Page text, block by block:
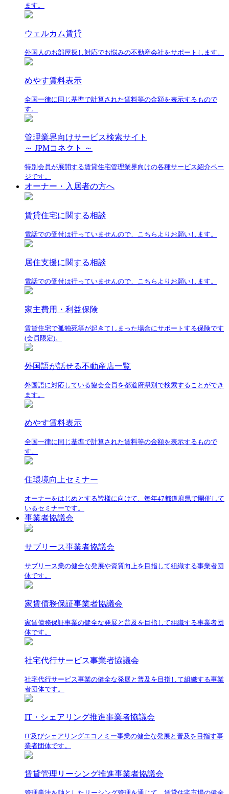
ます。
ウェルカム賃貸
外国人のお部屋探し対応でお悩みの不動産会社をサポートします。
めやす賃料表示
全国一律に同じ基準で計算された賃料等の金額を表示するもので
す。
管理業界向けサービス検索サイト
～ JPMコネクト ～
特別会員が展開する賃貸住宅管理業界向けの各種サービス紹介ペー
ジです。
オーナー・入居者の方へ
賃貸住宅に関する相談
電話での受付は行っていませんので、こちらよりお願いします。
居住支援に関する相談
電話での受付は行っていませんので、こちらよりお願いします。
家主費用・利益保険
賃貸住宅で孤独死等が起きてしまった場合にサポートする保険です
(会員限定)。
外国語が話せる不動産店一覧
外国語に対応している協会会員を都道府県別で検索することができ
ます。
めやす賃料表示
全国一律に同じ基準で計算された賃料等の金額を表示するもので
す。
住環境向上セミナー
オーナーをはじめとする皆様に向けて、毎年47都道府県で開催して
いるセミナーです。
事業者協議会
サブリース事業者協議会
サブリース業の健全な発展や資質向上を目指して組織する事業者団
体です。
家賃債務保証事業者協議会
家賃債務保証事業の健全な発展と普及を目指して組織する事業者団
体です。
社宅代行サービス事業者協議会
社宅代行サービス事業の健全な発展と普及を目指して組織する事業
者団体です。
IT・シェアリング推進事業者協議会
IT及びシェアリングエコノミー事業の健全な発展と普及を目指す事
業者団体です。
賃貸管理リーシング推進事業者協議会